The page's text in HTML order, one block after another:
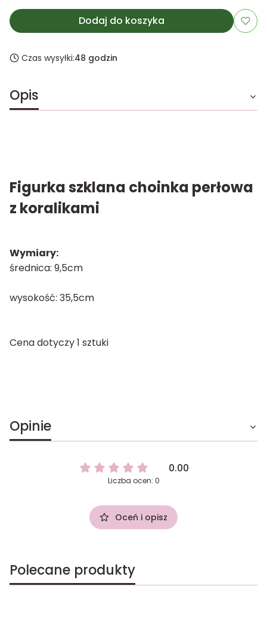
Dodaj do koszyka
Czas wysyłki:48 godzin
Opis
Figurka szklana choinka perłowa
z koralikami
Wymiary:
średnica: 9,5cm
wysokość: 35,5cm
Cena dotyczy 1 sztuki
Opinie
0.00
Liczba ocen: 0
Oceń i opisz
Polecane produkty